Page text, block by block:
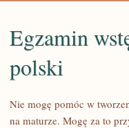
Egzamin
polski
Nie mogę pomóc w
na maturze. Mogę za to